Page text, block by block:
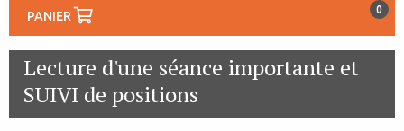
PANIER 0
Lecture d'une séance importante et
SUIVI de positions